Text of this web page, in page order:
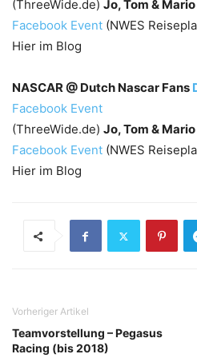
(ThreeWide.de) Jo, Tom &
Facebook Event (NWES
Hier im Blog
NASCAR @ Dutch Nascar Fans
Facebook Event
(ThreeWide.de) Jo, Tom &
Facebook Event (NWES
Hier im Blog
Vorheriger Artikel
Teamvorstellung – Pegasus
Racing (bis 2018)